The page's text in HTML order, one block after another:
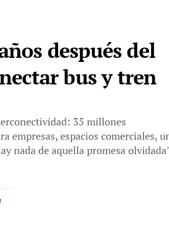
después del
bus y tren
35 millones
empresas, espacios comerciales,
nada de aquella promesa